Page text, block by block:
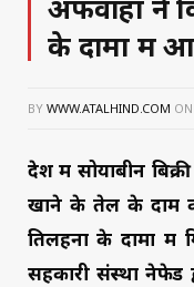
अफवाहों ने
के दामों में
BY WWW.ATALHIND.COM ON
देश में सोयाबीन
खाने के तेल के दाम
तिलहनों के दामों में
सहकारी संस्था नेफेड